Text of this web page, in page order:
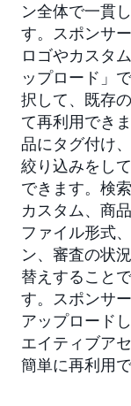
ン全体で一貫
す。スポンサ
ロゴやカスタ
ップロード」
択して、既存
て再利用でき
品にタグ付け
絞り込みをし
できます。検
カスタム、商
ファイル形式
ン、審査の状
替えすること
す。スポンサ
アップロード
エイティブア
簡単に再利用で